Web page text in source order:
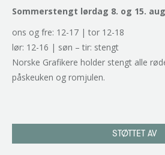
Sommerstengt lørdag 8. og 15.
ons og fre: 12-17 | tor 12-18
lør: 12-16 | søn – tir: stengt
Norske Grafikere holder stengt alle
påskeuken og romjulen.
STØTTET AV